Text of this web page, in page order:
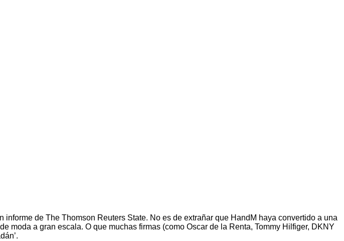
de The Thomson Reuters State. No es de extrañar que HandM haya convertido a una
moda a gran escala. O que muchas firmas (como Oscar de la Renta, Tommy Hilfiger, DKNY